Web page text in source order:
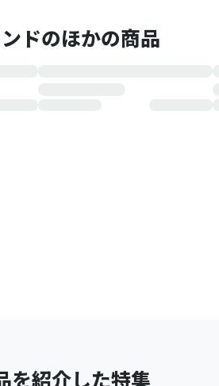
ドのほかの商品
を紹介した特集